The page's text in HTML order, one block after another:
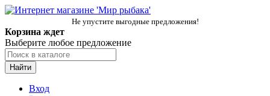
Не упустите выгодные предложения!
Корзина ждет
Выберите любое предложение
Найти
Вход